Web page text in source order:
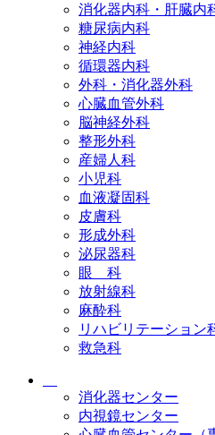
消化器内科・肝臓内
糖尿病内科
神経内科
循環器内科
外科・消化器外科
心臓血管外科
脳神経外科
整形外科
産婦人科
小児科
血液凝固科
皮膚科
形成外科
泌尿器科
眼 科
放射線科
麻酔科
リハビリテーション
救急科
消化器センター
内視鏡センター